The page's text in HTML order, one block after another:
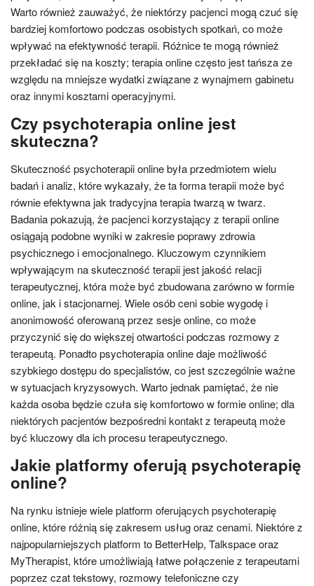
Warto również zauważyć, że niektórzy pacjenci mogą czuć się
bardziej komfortowo podczas osobistych spotkań, co może
wpływać na efektywność terapii. Różnice te mogą również
przekładać się na koszty; terapia online często jest tańsza ze
względu na mniejsze wydatki związane z wynajmem gabinetu
oraz innymi kosztami operacyjnymi.
Czy psychoterapia online jest
skuteczna?
Skuteczność psychoterapii online była przedmiotem wielu
badań i analiz, które wykazały, że ta forma terapii może być
równie efektywna jak tradycyjna terapia twarzą w twarz.
Badania pokazują, że pacjenci korzystający z terapii online
osiągają podobne wyniki w zakresie poprawy zdrowia
psychicznego i emocjonalnego. Kluczowym czynnikiem
wpływającym na skuteczność terapii jest jakość relacji
terapeutycznej, która może być zbudowana zarówno w formie
online, jak i stacjonarnej. Wiele osób ceni sobie wygodę i
anonimowość oferowaną przez sesje online, co może
przyczynić się do większej otwartości podczas rozmowy z
terapeutą. Ponadto psychoterapia online daje możliwość
szybkiego dostępu do specjalistów, co jest szczególnie ważne
w sytuacjach kryzysowych. Warto jednak pamiętać, że nie
każda osoba będzie czuła się komfortowo w formie online; dla
niektórych pacjentów bezpośredni kontakt z terapeutą może
być kluczowy dla ich procesu terapeutycznego.
Jakie platformy oferują psychoterapię
online?
Na rynku istnieje wiele platform oferujących psychoterapię
online, które różnią się zakresem usług oraz cenami. Niektóre z
najpopularniejszych platform to BetterHelp, Talkspace oraz
MyTherapist, które umożliwiają łatwe połączenie z terapeutami
poprzez czat tekstowy, rozmowy telefoniczne czy